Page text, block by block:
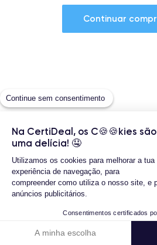
Continuar
Continue sem consentimento
Na CertiDeal, os C🍪🍪kies são
uma delícia! 🤤
Utilizamos os cookies para melhorar a tua
experiência de navegação, para
compreender como utiliza o nosso site, e
anúncios publicitários.
Consentimentos certificados
A minha escolha